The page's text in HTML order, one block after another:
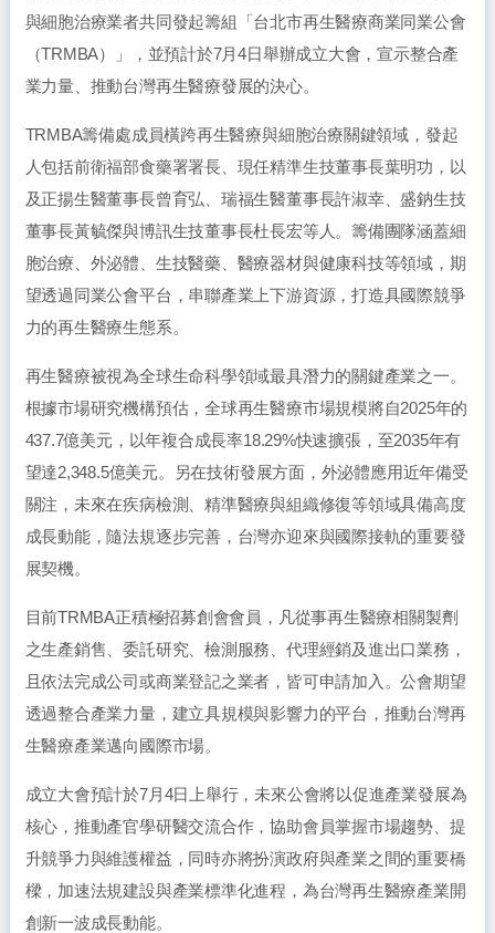
與細胞治療業者共同發起籌組「台北市再生醫療商業同業公會
（TRMBA）」，並預計於7月4日舉辦成立大會，宣示整合產
業力量、推動台灣再生醫療發展的決心。
TRMBA籌備處成員橫跨再生醫療與細胞治療關鍵領域，發起
人包括前衛福部食藥署署長、現任精準生技董事長葉明功，以
及正揚生醫董事長曾育弘、瑞福生醫董事長許淑幸、盛鈉生技
董事長黃毓傑與博訊生技董事長杜長宏等人。籌備團隊涵蓋細
胞治療、外泌體、生技醫藥、醫療器材與健康科技等領域，期
望透過同業公會平台，串聯產業上下游資源，打造具國際競爭
力的再生醫療生態系。
再生醫療被視為全球生命科學領域最具潛力的關鍵產業之一。
根據市場研究機構預估，全球再生醫療市場規模將自2025年的
437.7億美元，以年複合成長率18.29%快速擴張，至2035年有
望達2,348.5億美元。另在技術發展方面，外泌體應用近年備受
關注，未來在疾病檢測、精準醫療與組織修復等領域具備高度
成長動能，隨法規逐步完善，台灣亦迎來與國際接軌的重要發
展契機。
目前TRMBA正積極招募創會會員，凡從事再生醫療相關製劑
之生產銷售、委託研究、檢測服務、代理經銷及進出口業務，
且依法完成公司或商業登記之業者，皆可申請加入。公會期望
透過整合產業力量，建立具規模與影響力的平台，推動台灣再
生醫療產業邁向國際市場。
成立大會預計於7月4日上舉行，未來公會將以促進產業發展為
核心，推動產官學研醫交流合作，協助會員掌握市場趨勢、提
升競爭力與維護權益，同時亦將扮演政府與產業之間的重要橋
樑，加速法規建設與產業標準化進程，為台灣再生醫療產業開
創新一波成長動能。